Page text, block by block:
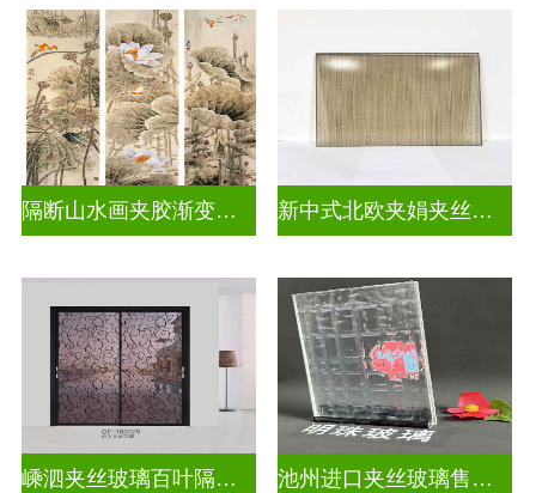
隔断山水画夹胶渐变玻璃 新中式北欧夹娟夹丝玻璃
嵊泗夹丝玻璃百叶隔断拆装 池州进口夹丝玻璃售价多少